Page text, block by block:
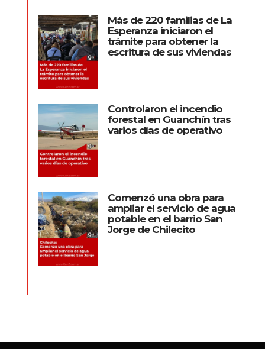
Más de 220 familias de La
Esperanza iniciaron el
trámite para obtener la
escritura de sus viviendas
Controlaron el incendio
forestal en Guanchín tras
varios días de operativo
Comenzó una obra para
ampliar el servicio de agua
potable en el barrio San
Jorge de Chilecito